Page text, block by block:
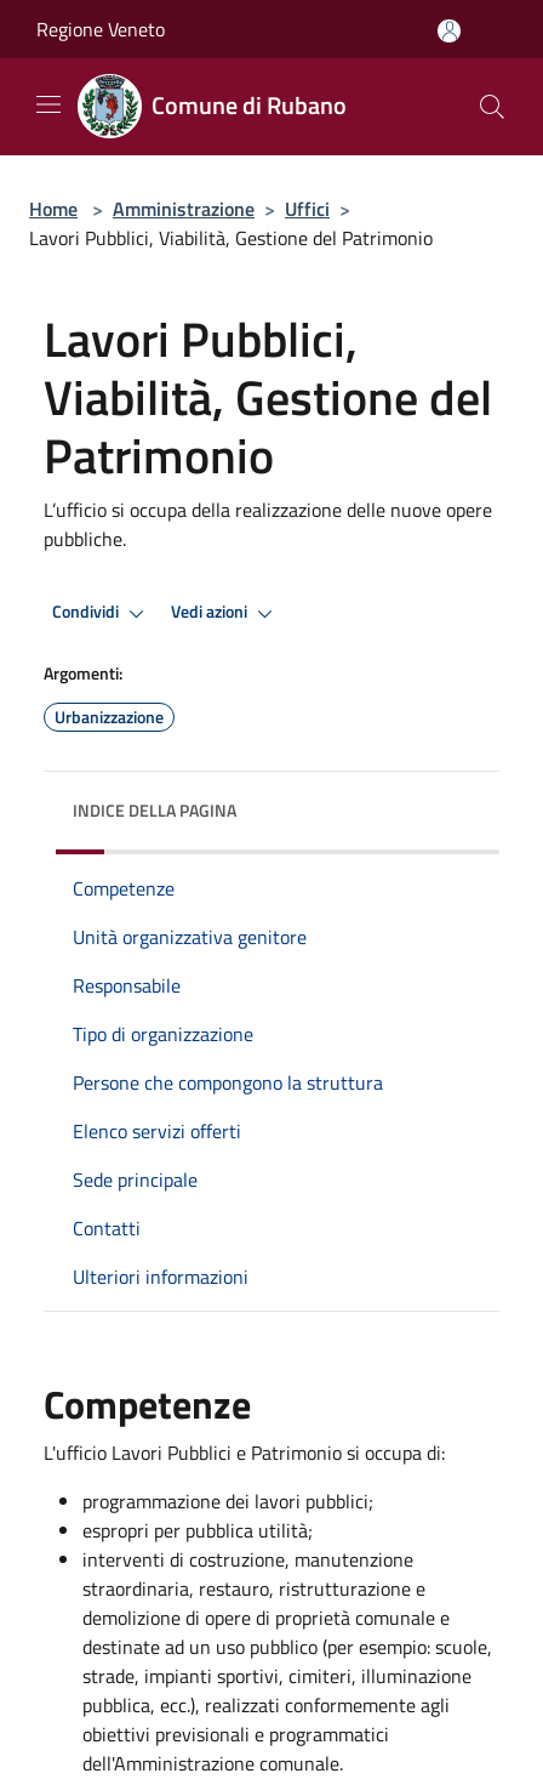
Regione Veneto
Comune di Rubano
Home > Amministrazione > Uffici >
Lavori Pubblici, Viabilità, Gestione del Patrimonio
Lavori Pubblici,
Viabilità, Gestione del
Patrimonio
L’ufficio si occupa della realizzazione delle nuove opere
pubbliche.
Condividi Vedi azioni
Argomenti:
Urbanizzazione
INDICE DELLA PAGINA
Competenze
Unità organizzativa genitore
Responsabile
Tipo di organizzazione
Persone che compongono la struttura
Elenco servizi offerti
Sede principale
Contatti
Ulteriori informazioni
Competenze
L'ufficio Lavori Pubblici e Patrimonio si occupa di:
programmazione dei lavori pubblici;
espropri per pubblica utilità;
interventi di costruzione, manutenzione
straordinaria, restauro, ristrutturazione e
demolizione di opere di proprietà comunale e
destinate ad un uso pubblico (per esempio: scuole,
strade, impianti sportivi, cimiteri, illuminazione
pubblica, ecc.), realizzati conformemente agli
obiettivi previsionali e programmatici
dell'Amministrazione comunale.